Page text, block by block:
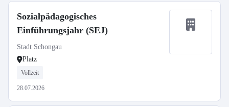
Sozialpädagogisches
Einführungsjahr (SEJ)
Stadt Schongau
Platz
Vollzeit
28.07.2026